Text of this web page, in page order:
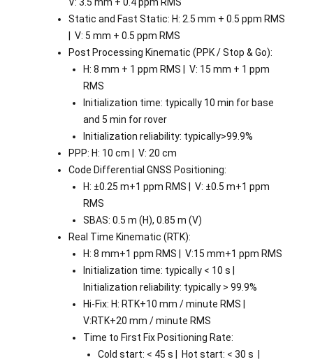
V: 3.5 mm + 0.4 ppm RMS
Static and Fast Static: H: 2.5 mm + 0.5 ppm RMS
| V: 5 mm + 0.5 ppm RMS
Post Processing Kinematic (PPK / Stop & Go):
H: 8 mm + 1 ppm RMS | V: 15 mm + 1 ppm
RMS
Initialization time: typically 10 min for base
and 5 min for rover
Initialization reliability: typically>99.9%
PPP: H: 10 cm | V: 20 cm
Code Differential GNSS Positioning:
H: ±0.25 m+1 ppm RMS | V: ±0.5 m+1 ppm
RMS
SBAS: 0.5 m (H), 0.85 m (V)
Real Time Kinematic (RTK):
H: 8 mm+1 ppm RMS | V:15 mm+1 ppm RMS
Initialization time: typically < 10 s |
Initialization reliability: typically > 99.9%
Hi-Fix: H: RTK+10 mm / minute RMS |
V:RTK+20 mm / minute RMS
Time to First Fix Positioning Rate:
Cold start: < 45 s | Hot start: < 30 s |